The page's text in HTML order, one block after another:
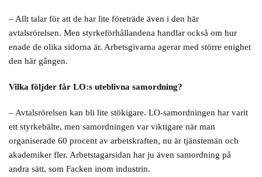
– Allt talar för att de har lite företräde även i den här
avtalsrörelsen. Men styrkeförhållandena handlar också om hur
enade de olika sidorna är. Arbetsgivarna agerar med större enighet
den här gången.
Vilka följder får LO:s uteblivna samordning?
– Avtalsrörelsen kan bli lite stökigare. LO-samordningen har varit
ett styrkebälte, men samordningen var viktigare när man
organiserade 60 procent av arbetskraften, nu är tjänstemän och
akademiker fler. Arbetstagarsidan har ju även samordning på
andra sätt, som Facken inom industrin.